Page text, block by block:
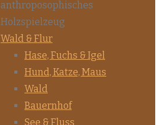
Wald & Flur
Hase, Fuchs & Igel
Hund, Katze, Maus
Wald
Bauernhof
See & Fluss